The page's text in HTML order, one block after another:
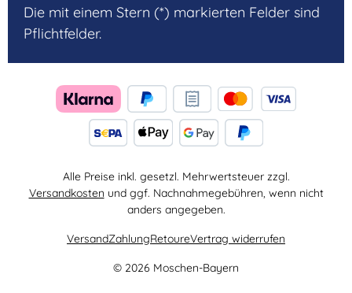
Die mit einem Stern (*) markierten Felder sind
Pflichtfelder.
Alle Preise inkl. gesetzl. Mehrwertsteuer zzgl.
Versandkosten und ggf. Nachnahmegebühren, wenn nicht
anders angegeben.
© 2026 Moschen-Bayern
VersandZahlungRetoureVertrag widerrufen